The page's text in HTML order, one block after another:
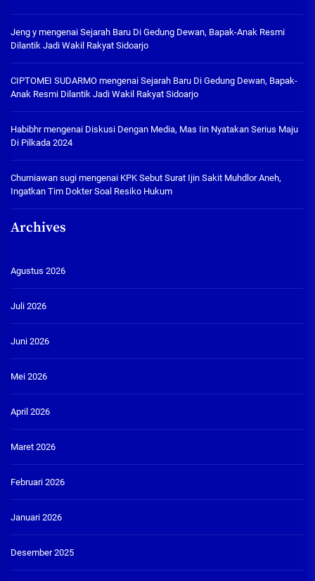
Jeng y mengenai Sejarah Baru Di Gedung Dewan, Bapak-Anak Resmi
Dilantik Jadi Wakil Rakyat Sidoarjo
CIPTOMEI SUDARMO mengenai Sejarah Baru Di Gedung Dewan, Bapak-
Anak Resmi Dilantik Jadi Wakil Rakyat Sidoarjo
Habibhrmengenai Diskusi Dengan Media, Mas Iin Nyatakan Serius Maju
Di Pilkada 2024
Churniawan sugi mengenai KPK Sebut Surat Ijin Sakit Muhdlor Aneh,
Ingatkan Tim Dokter Soal Resiko Hukum
Archives
Agustus 2026
Juli 2026
Juni 2026
Mei 2026
April 2026
Maret 2026
Februari 2026
Januari 2026
Desember 2025